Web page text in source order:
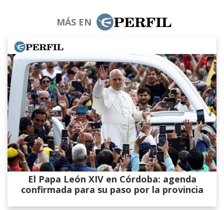
MÁS EN
El Papa León XIV en Córdoba: agenda
confirmada para su paso por la provincia